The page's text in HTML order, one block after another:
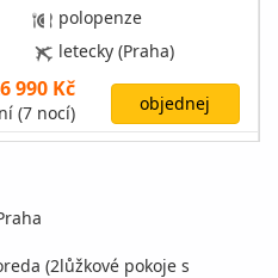
polopenze
letecky (Praha)
990 Kč
(7 nocí) objednej
990 Kč
(7 nocí)(2lůžkové pokoje s